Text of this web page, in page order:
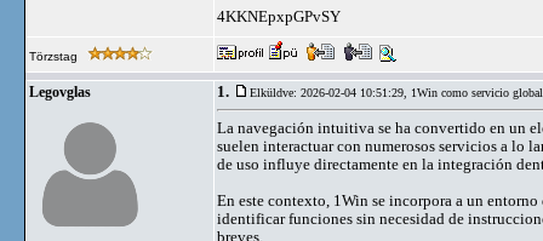
4KKNEpxpGPvSY
Törzstag
Legovglas 1. Elküldve: 2026-02-04 10:51:29, 1Win como servicio
La navegación intuitiva se ha convertido en un
suelen interactuar con numerosos servicios a lo
de uso influye directamente en la integración
En este contexto, 1Win se incorpora a un
identificar funciones sin necesidad de
breves.